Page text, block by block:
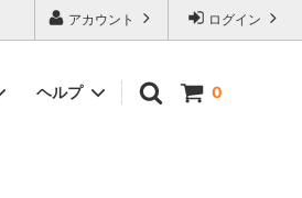
ログイン
アカウント
0
ヘルプ